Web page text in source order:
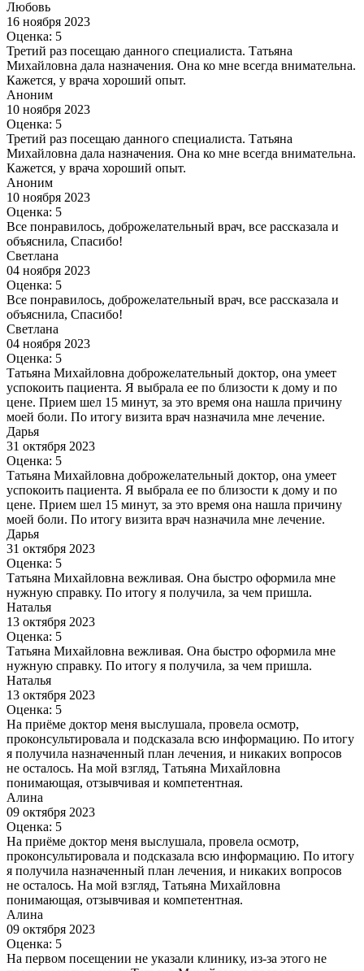
Любовь
16 ноября 2023
Оценка: 5
Третий раз посещаю данного специалиста. Татьяна
Михайловна дала назначения. Она ко мне всегда внимательна.
Кажется, у врача хороший опыт.
Аноним
10 ноября 2023
Оценка: 5
Третий раз посещаю данного специалиста. Татьяна
Михайловна дала назначения. Она ко мне всегда внимательна.
Кажется, у врача хороший опыт.
Аноним
10 ноября 2023
Оценка: 5
Все понравилось, доброжелательный врач, все рассказала и
объяснила, Спасибо!
Светлана
04 ноября 2023
Оценка: 5
Все понравилось, доброжелательный врач, все рассказала и
объяснила, Спасибо!
Светлана
04 ноября 2023
Оценка: 5
Татьяна Михайловна доброжелательный доктор, она умеет
успокоить пациента. Я выбрала ее по близости к дому и по
цене. Прием шел 15 минут, за это время она нашла причину
моей боли. По итогу визита врач назначила мне лечение.
Дарья
31 октября 2023
Оценка: 5
Татьяна Михайловна доброжелательный доктор, она умеет
успокоить пациента. Я выбрала ее по близости к дому и по
цене. Прием шел 15 минут, за это время она нашла причину
моей боли. По итогу визита врач назначила мне лечение.
Дарья
31 октября 2023
Оценка: 5
Татьяна Михайловна вежливая. Она быстро оформила мне
нужную справку. По итогу я получила, за чем пришла.
Наталья
13 октября 2023
Оценка: 5
Татьяна Михайловна вежливая. Она быстро оформила мне
нужную справку. По итогу я получила, за чем пришла.
Наталья
13 октября 2023
Оценка: 5
На приёме доктор меня выслушала, провела осмотр,
проконсультировала и подсказала всю информацию. По итогу
я получила назначенный план лечения, и никаких вопросов
не осталось. На мой взгляд, Татьяна Михайловна
понимающая, отзывчивая и компетентная.
Алина
09 октября 2023
Оценка: 5
На приёме доктор меня выслушала, провела осмотр,
проконсультировала и подсказала всю информацию. По итогу
я получила назначенный план лечения, и никаких вопросов
не осталось. На мой взгляд, Татьяна Михайловна
понимающая, отзывчивая и компетентная.
Алина
09 октября 2023
Оценка: 5
На первом посещении не указали клинику, из-за этого не